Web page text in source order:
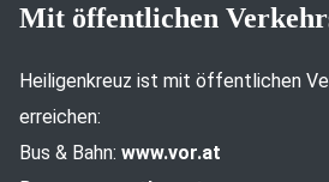
Mit öffentlichen
Heiligenkreuz ist mit öffentlichen
erreichen:
Bus & Bahn: www.vor.at